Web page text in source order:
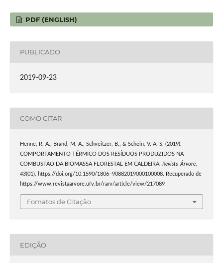
PDF (ENGLISH)
PUBLICADO
2019-09-23
COMO CITAR
Henne, R. A., Brand, M. A., Schveitzer, B., & Schein, V. A. S. (2019).
COMPORTAMENTO TÉRMICO DOS RESÍDUOS PRODUZIDOS NA
COMBUSTÃO DA BIOMASSA FLORESTAL EM CALDEIRA. Revista Árvore,
43(01), https://doi.org/10.1590/1806–90882019000100008. Recuperado de
https://www.revistaarvore.ufv.br/rarv/article/view/217089
Fomatos de Citação
EDIÇÃO